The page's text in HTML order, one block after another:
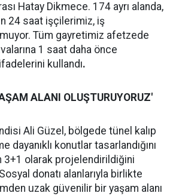
Hatay Dikmece. 174 ayrı alanda,
24 saat işçilerimiz, iş
Tüm gayretimiz afetzede
1 saat daha önce
kullandı.
ALANI OLUŞTURUYORUZ'
Ali Güzel, bölgede tünel kalıp
dayanıklı konutlar tasarlandığını
3+1 olarak projelendirildiğini
donatı alanlarıyla birlikte
uzak güvenilir bir yaşam alanı